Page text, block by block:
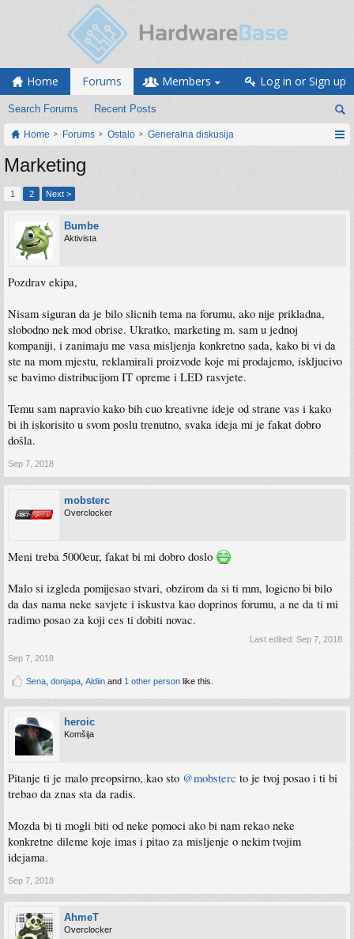
Home Forums
Search Forums Recent Posts
Members Log in or Sign up
Home Forums Ostalo Generalna diskusija
Marketing
1 2 Next >
Bumbe
Aktivista
Pozdrav ekipa,
Nisam siguran da je bilo slicnih tema na forumu, ako nije prikladna,
slobodno nek mod obrise. Ukratko, marketing m. sam u jednoj
kompaniji, i zanimaju me vasa misljenja konkretno sada, kako bi vi da
ste na mom mjestu, reklamirali proizvode koje mi prodajemo, iskljucivo
se bavimo distribucijom IT opreme i LED rasvjete.
Temu sam napravio kako bih cuo kreativne ideje od strane vas i kako
bi ih iskorisito u svom poslu trenutno, svaka ideja mi je fakat dobro
došla.
Sep 7, 2018
mobsterc
Overclocker
Meni treba 5000eur, fakat bi mi dobro doslo
Malo si izgleda pomijesao stvari, obzirom da si ti mm, logicno bi bilo
da das nama neke savjete i iskustva kao doprinos forumu, a ne da ti mi
radimo posao za koji ces ti dobiti novac.
Last edited: Sep 7, 2018
Sep 7, 2018
Sena donjapa Aldiin and 1 other person like this.
heroic
Komšija
Pitanje ti je malo preopsirno, kao sto @mobsterc to je tvoj posao i ti bi
trebao da znas sta da radis.
Mozda bi ti mogli biti od neke pomoci ako bi nam rekao neke
konkretne dileme koje imas i pitao za misljenje o nekim tvojim
idejama.
Sep 7, 2018
AhmeT
Overclocker